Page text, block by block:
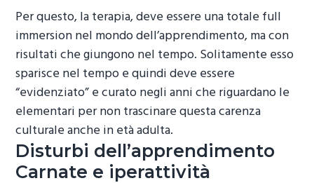
Per questo, la terapia, deve essere una totale full
immersion nel mondo dell’apprendimento, ma con
risultati che giungono nel tempo. Solitamente esso
sparisce nel tempo e quindi deve essere
“evidenziato” e curato negli anni che riguardano le
elementari per non trascinare questa carenza
culturale anche in età adulta.
Disturbi dell’apprendimento
Carnate e iperattività